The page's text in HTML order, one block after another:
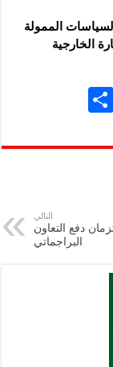
الممولة
الخارجية
E
ar
التالي
دفع التعاون
البراجماتي